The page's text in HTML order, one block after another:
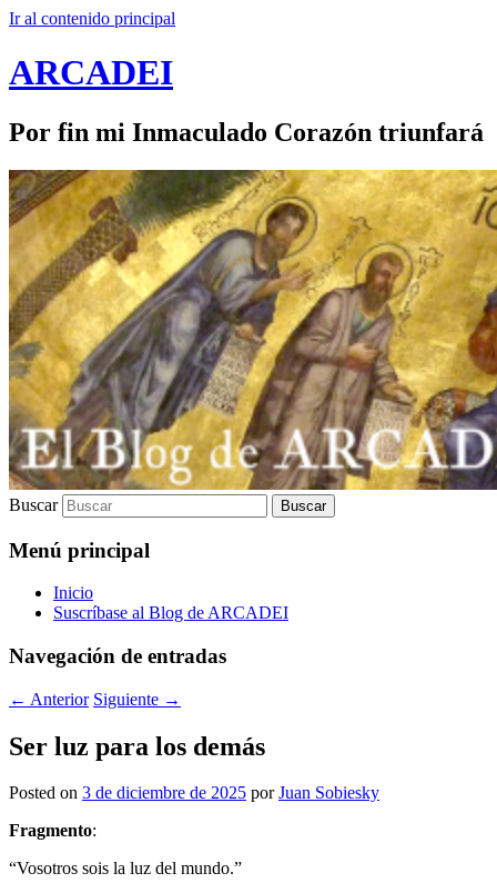
Ir al contenido principal
ARCADEI
Por fin mi Inmaculado Corazón triunfará
Buscar
Menú principal
Inicio
Suscríbase al Blog de ARCADEI
Navegación de entradas
← Anterior Siguiente →
Ser luz para los demás
Posted on 3 de diciembre de 2025 porJuan Sobiesky
Fragmento:
“Vosotros sois la luz del mundo.”